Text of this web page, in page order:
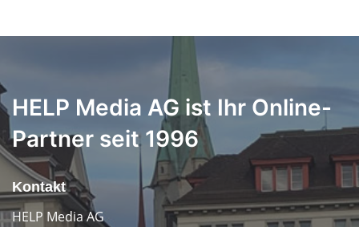
HELP Media AG ist Ihr Online-
Partner seit 1996
Kontakt
HELP Media AG